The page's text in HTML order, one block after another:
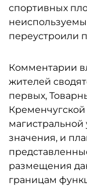
спортивных
переустроили
Комментарии
жителей
первых,
Кременчугской
значения, и
размещения
границам